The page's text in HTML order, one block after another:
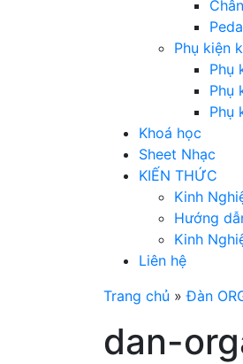
Phụ kiện
Phụ
Phụ
Phụ
Khoá học
Sheet Nhạc
KIẾN THỨC
Kinh
Hướng
Kinh
Liên hệ
Trang chủ »Đàn
dan-